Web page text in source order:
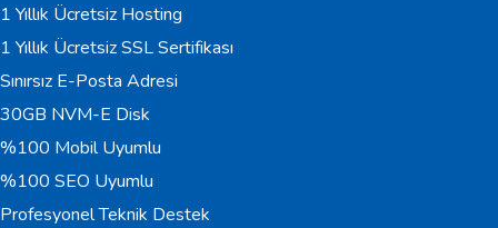
1 Yıllık Ücretsiz Hosting
1 Yıllık Ücretsiz SSL Sertifikası
Sınırsız E-Posta Adresi
30GB NVM-E Disk
%100 Mobil Uyumlu
%100 SEO Uyumlu
Profesyonel Teknik Destek